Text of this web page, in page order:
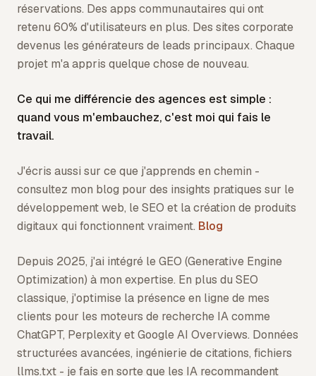
réservations. Des apps communautaires qui ont
retenu 60% d'utilisateurs en plus. Des sites corporate
devenus les générateurs de leads principaux. Chaque
projet m'a appris quelque chose de nouveau.
Ce qui me différencie des agences est simple :
quand vous m'embauchez, c'est moi qui fais le
travail.
J'écris aussi sur ce que j'apprends en chemin -
consultez mon blog pour des insights pratiques sur le
développement web, le SEO et la création de produits
digitaux qui fonctionnent vraiment. Blog
Depuis 2025, j'ai intégré le GEO (Generative Engine
Optimization) à mon expertise. En plus du SEO
classique, j'optimise la présence en ligne de mes
clients pour les moteurs de recherche IA comme
ChatGPT, Perplexity et Google AI Overviews. Données
structurées avancées, ingénierie de citations, fichiers
llms.txt - je fais en sorte que les IA recommandent